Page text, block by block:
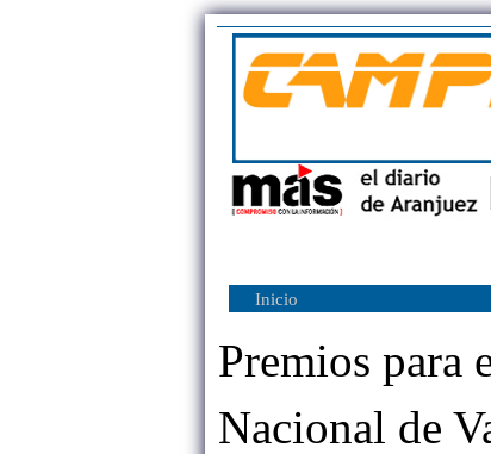
Inicio
Premios para
Nacional de